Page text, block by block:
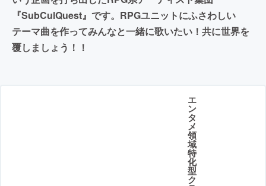
『SubCulQuest』です。RPGユニットにふさわしい
テーマ曲を作ってみんなと一緒に歌いたい！共に世界を
覆しましょう！！
エ
ン
タ
メ
領
域
特
化
型
ク